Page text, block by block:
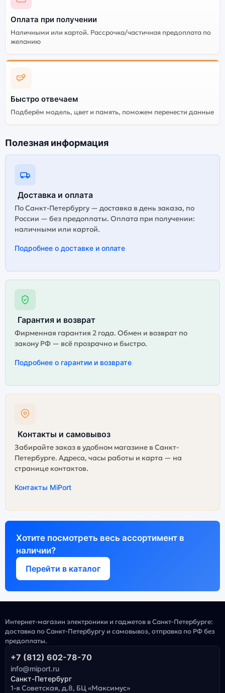
смартфона Apple iPhone 17 Pro (Dual nano SIM) 256Gb
Cosmic Orange (Оранжевый). Мы рекомендуем
оригинальная версия может стоить дешевле, но
Оплата при получении
Наличными или картой. Рассрочка/частичная предоплата по
желанию
Быстро отвечаем
Подберём модель, цвет и память, поможем перенести данные
Полезная информация
Доставка и оплата
По Санкт-Петербургу — доставка в день заказа, по
России — без предоплаты. Оплата при получении:
наличными или картой.
Подробнее о доставке и оплате
Гарантия и возврат
Фирменная гарантия 2 года. Обмен и возврат по
закону РФ — всё прозрачно и быстро.
Подробнее о гарантии и возврате
Контакты и самовывоз
Забирайте заказ в удобном магазине в Санкт-
Петербурге. Адреса, часы работы и карта — на
странице контактов.
Контакты MiPort
Хотите посмотреть весь ассортимент в
наличии?
Перейти в каталог
Интернет-магазин электроники и гаджетов в Санкт-Петербурге:
доставка по Санкт-Петербургу и самовывоз, отправка по РФ без
предоплаты.
+7 (812) 602-78-70
info@miport.ru
Санкт-Петербург
1-я Советская, д.8, БЦ «Максимус»